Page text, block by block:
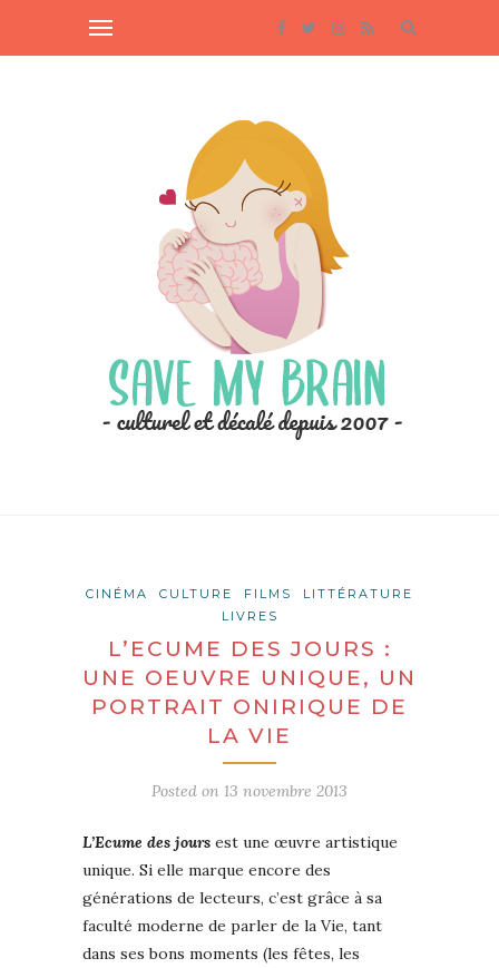
CINÉMA CULTURE FILMS
LITTÉRATURE
LIVRES
L’ECUME DES JOURS :
UNE OEUVRE UNIQUE, UN
PORTRAIT ONIRIQUE DE
LA VIE
Posted on 13 novembre 2013
L’Ecume des jours est une œuvre artistique
unique. Si elle marque encore des
générations de lecteurs, c’est grâce à sa
faculté moderne de parler de la Vie, tant
dans ses bons moments (les fêtes, les